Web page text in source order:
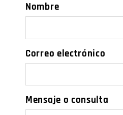
Nombre
Correo electrónico
Mensaje o consulta